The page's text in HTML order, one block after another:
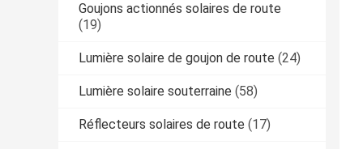
Goujons actionnés solaires de route
(19)
Lumière solaire de goujon de route (24)
Lumière solaire souterraine (58)
Réflecteurs solaires de route (17)